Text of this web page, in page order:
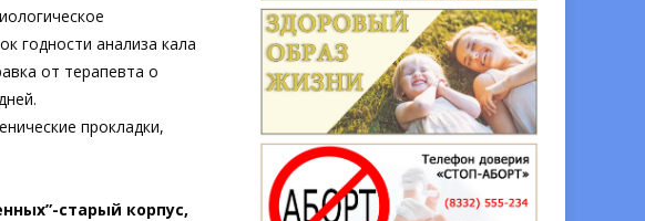
годности анализа кала
от терапевта о
прокладки,
старый корпус,